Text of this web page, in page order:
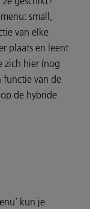
small,
van elke
plaats en leent
zich hier (nog
functie van de
op de hybride
kun je